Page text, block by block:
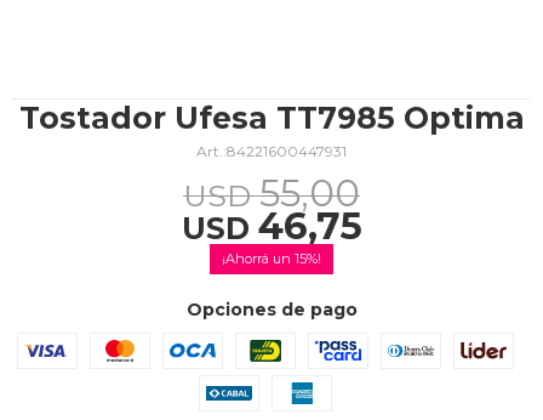
Tostador Ufesa TT7985 Optima
84221600447931
USD 46,75
USD 55,00
15
Opciones de pago
Hogar